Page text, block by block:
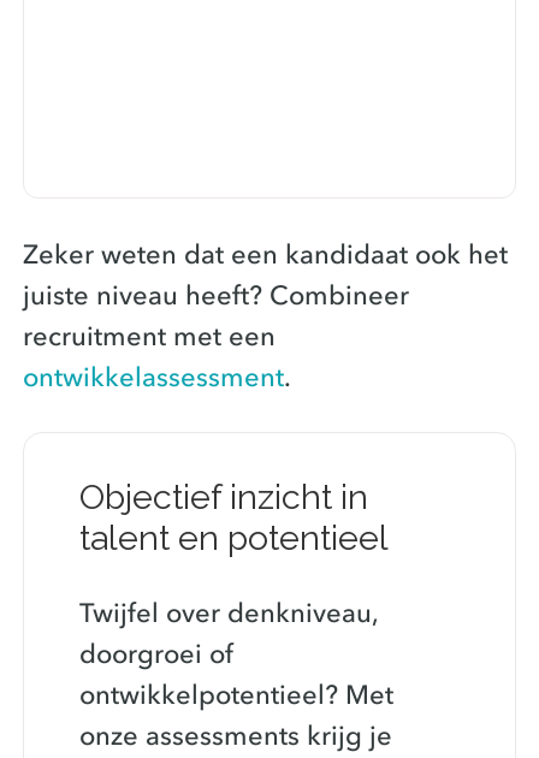
Zeker weten dat een kandidaat ook het
juiste niveau heeft? Combineer
recruitment met een
ontwikkelassessment.
Objectief inzicht in
talent en potentieel
Twijfel over denkniveau,
doorgroei of
ontwikkelpotentieel? Met
onze assessments krijg je